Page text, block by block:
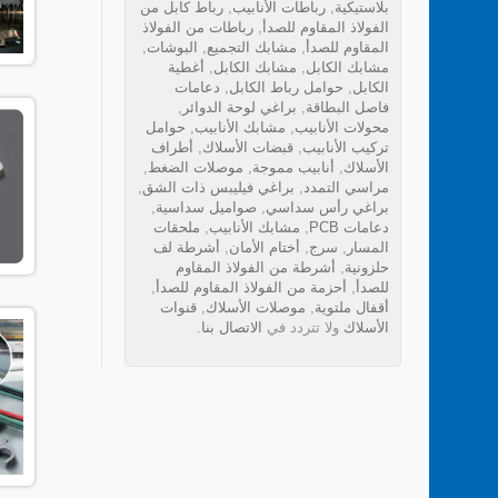
بلاستيكية, رباطات الأنابيب, رباط كابل من
الفولاذ المقاوم للصدأ, رباطات من الفولاذ
المقاوم للصدأ, مشابك التجميع, البوشات,
مشابك الكابل, مشابك الكابل, أغطية
الكابل, حوامل رباط الكابل, دعامات
فاصل البطاقة, براغي لوحة الدوائر ,
محولات الأنابيب, مشابك الأنابيب, حوامل
تركيب الأنابيب, قبضات الأسلاك, أطراف
الأسلاك, أنابيب مموجة, موصلات الضغط,
مراسي التمدد, براغي فيليبس ذات الشق,
براغي رأس سداسي, صواميل سداسية,
دعامات PCB
, مشابك الأنابيب, ملحقات
المسار , سرج, أختام الأمان, أشرطة لف
حلزونية, أشرطة من الفولاذ المقاوم
للصدأ, أحزمة من الفولاذ المقاوم للصدأ,
أقفال ملتوية, موصلات الأسلاك, قنوات
الأسلاك ولا تتردد في الاتصال بنا.